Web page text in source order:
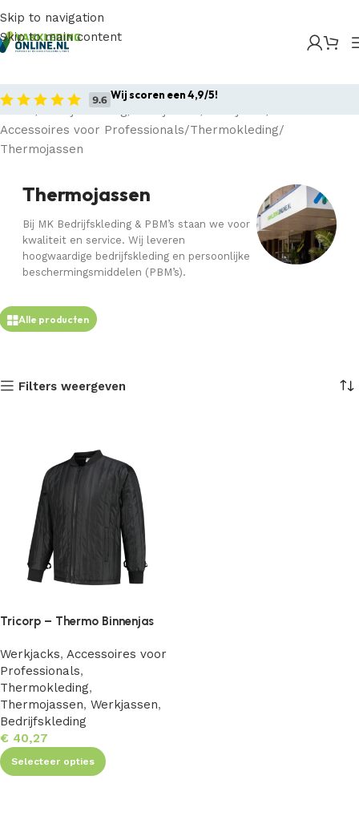
Skip to navigation
Skip to main content
Wij scoren een 4,9/5!
Home Bedrijfskleding
Accessoires voor Professionals Thermokleding
Thermojassen
Thermojassen
Bij MK Bedrijfskleding & PBM’s staan we voor
kwaliteit en service. Wij leveren
hoogwaardige bedrijfskleding en persoonlijke
beschermingsmiddelen (PBM’s).
Alle producten
Filters weergeven
Tricorp – Thermo Binnenjas
Werkjacks, Accessoires voor
Professionals,
Thermokleding,
Thermojassen, Werkjassen,
Bedrijfskleding
€ 40,27
Selecteer opties